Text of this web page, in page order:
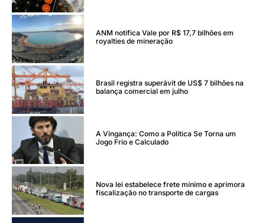
ANM notifica Vale por R$ 17,7 bilhões em
royalties de mineração
Brasil registra superávit de US$ 7 bilhões na
balança comercial em julho
A Vingança: Como a Política Se Torna um
Jogo Frio e Calculado
Nova lei estabelece frete mínimo e aprimora
fiscalização no transporte de cargas